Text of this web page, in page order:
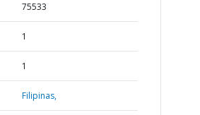
75533
1
1
Filipinas,